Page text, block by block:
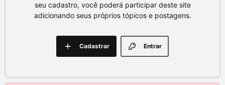
seu cadastro, você poderá participar deste site
adicionando seus próprios tópicos e postagens.
Entrar
Cadastrar